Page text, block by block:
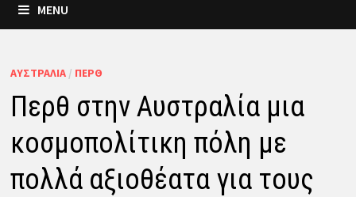
MENU
ΑΥΣΤΡΑΛΊΑ/ ΠΕΡΘ
Περθ στην Αυστραλία μια
κοσμοπολίτικη πόλη με
πολλά αξιοθέατα για τους